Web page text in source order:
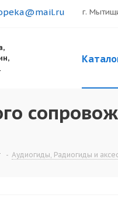
г.
- Аудиогиды, Радиогиды и